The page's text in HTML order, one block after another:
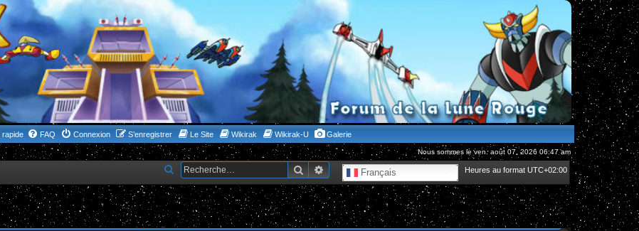
rapide FAQ Connexion S’enregistrer Le Site Wikirak Wikirak-U Galerie
Nous sommes le ven. août 07, 2026 06:47 am
Heures au format UTC+02:00
Français
RechercherRecherche avancée
e
c